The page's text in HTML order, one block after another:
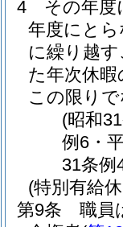
4
その年
年度にと
に繰り越
た年次休
この限り
(昭和
例6・
31条例
(特別有給
第9条
職員